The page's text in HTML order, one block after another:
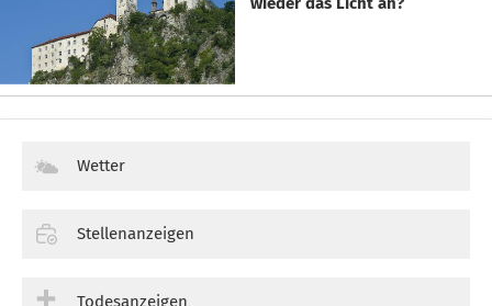
Wetter
Stellenanzeigen
Todesanzeigen